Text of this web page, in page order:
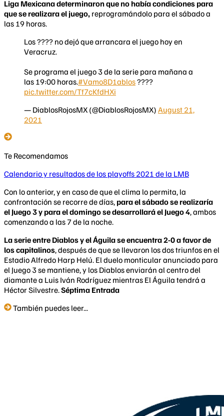
Liga Mexicana determinaron que no había condiciones para
que se realizara el juego, reprogramándolo para el sábado a
las 19 horas.
Los ???? no dejó que arrancara el juego hoy en
Veracruz.
Se programa el juego 3 de la serie para mañana a
las 19:00 horas.#Vamo8D1ablos????
pic.twitter.com/Tf7cKfdHXi
— DiablosRojosMX (@DiablosRojosMX) August 21,
2021
Te Recomendamos
Calendario y resultados de los playoffs 2021 de la LMB
Con lo anterior, y en caso de que el clima lo permita, la
confrontación se recorre de días, para el sábado se realizaría
el Juego 3 y para el domingo se desarrollará el Juego 4, ambos
comenzando a las 7 de la noche.
La serie entre Diablos y el Águila se encuentra 2-0 a favor de
los capitalinos, después de que se llevaron los dos triunfos en el
Estadio Alfredo Harp Helú. El duelo monticular anunciado para
el Juego 3 se mantiene, y los Diablos enviarán al centro del
diamante a Luis Iván Rodríguez mientras El Águila tendrá a
Héctor Silvestre.Séptima Entrada
También puedes leer...